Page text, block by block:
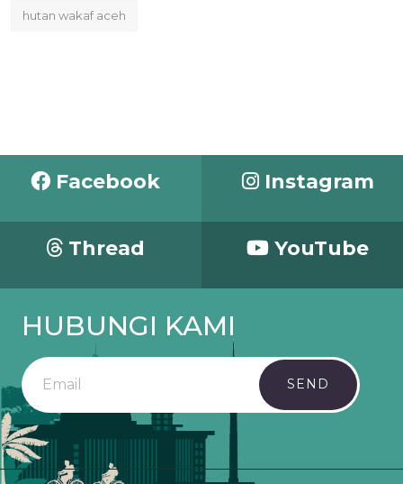
hutan wakaf aceh
Facebook Instagram
Thread YouTube
HUBUNGI KAMI
SEND